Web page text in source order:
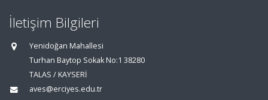
İletişim Bilgileri
Yenidoğan Mahallesi
Turhan Baytop Sokak No:1 38280
TALAS / KAYSERİ
aves@erciyes.edu.tr